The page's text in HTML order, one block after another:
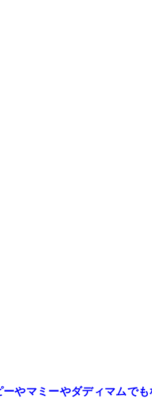
やマミーやダディマムで